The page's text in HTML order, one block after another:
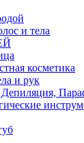
и тела
косметика
и рук